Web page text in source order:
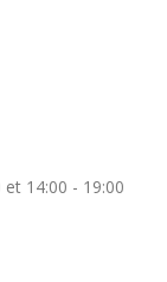
14:00 - 19:00